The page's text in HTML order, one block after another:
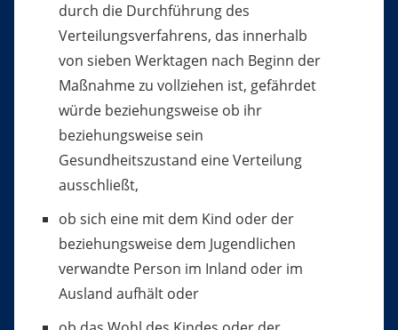
durch die Durchführung des
Verteilungsverfahrens, das innerhalb
von sieben Werktagen nach Beginn der
Maßnahme zu vollziehen ist, gefährdet
würde beziehungsweise ob ihr
beziehungsweise sein
Gesundheitszustand eine Verteilung
ausschließt,
ob sich eine mit dem Kind oder der
beziehungsweise dem Jugendlichen
verwandte Person im Inland oder im
Ausland aufhält oder